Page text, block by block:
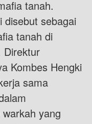
tanah.
disebut sebagai
tanah di
Direktur
Kombes Hengki
sama
yang